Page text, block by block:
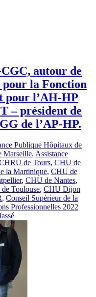
autour de
la Fonction
pour l’AH-HP
– président de
de l’AP-HP.
Publique Hôpitaux de
Marseille, Assistance
de Tours, CHU de
la Martinique, CHU de
, CHU de Nantes,
Toulouse, CHU Dijon
, Conseil Supérieur de la
Professionnelles 2022